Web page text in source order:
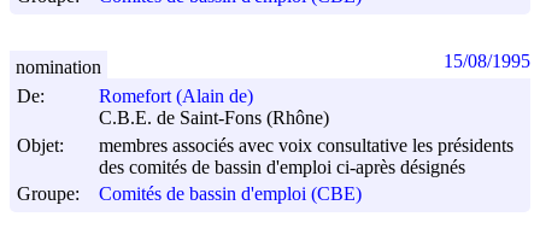
De:
Romefort (Alain de)
C.B.E. de Saint-Fons (Rhône)
Objet:
membres associés avec voix consultative les présidents
des comités de bassin d'emploi ci-après désignés
Groupe:
Comités de bassin d'emploi (CBE)
nomination 15/08/1995